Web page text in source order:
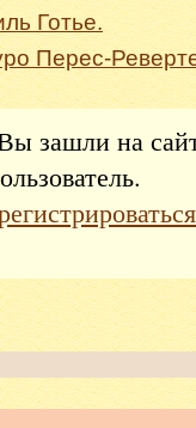
Готье.
Перес-
зашли на